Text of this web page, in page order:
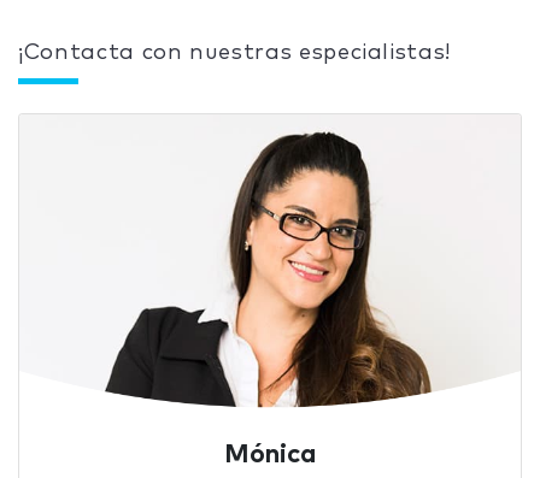
¡Contacta con nuestras especialistas!
Mónica